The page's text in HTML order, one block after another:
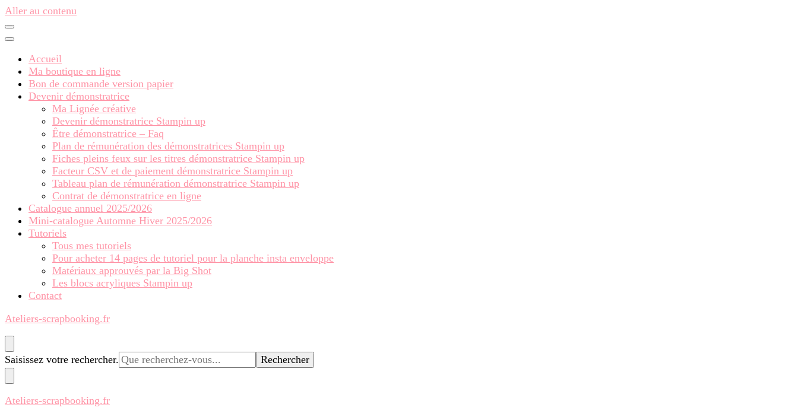
Aller au contenu
Accueil
Ma boutique en ligne
Bon de commande version papier
Devenir démonstratrice
Ma Lignée créative
Devenir démonstratrice Stampin up
Être démonstratrice – Faq
Plan de rémunération des démonstratrices Stampin up
Fiches pleins feux sur les titres démonstratrice Stampin up
Facteur CSV et de paiement démonstratrice Stampin up
Tableau plan de rémunération démonstratrice Stampin up
Contrat de démonstratrice en ligne
Catalogue annuel 2025/2026
Mini-catalogue Automne Hiver 2025/2026
Tutoriels
Tous mes tutoriels
Pour acheter 14 pages de tutoriel pour la planche insta enveloppe
Matériaux approuvés par la Big Shot
Les blocs acryliques Stampin up
Contact
Ateliers-scrapbooking.fr
Vous
recherchiez
quelque
chose ?
Saisissez votre rechercher.
Ateliers-scrapbooking.fr